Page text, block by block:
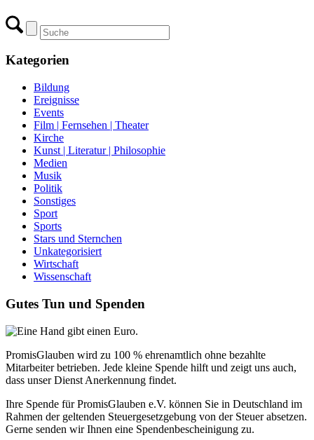
Kategorien
Bildung
Ereignisse
Events
Film | Fernsehen | Theater
Kirche
Kunst | Literatur | Philosophie
Medien
Musik
Politik
Sonstiges
Sport
Sports
Stars und Sternchen
Unkategorisiert
Wirtschaft
Wissenschaft
Gutes Tun und Spenden
PromisGlauben wird zu 100 % ehrenamtlich ohne bezahlte
Mitarbeiter betrieben. Jede kleine Spende hilft und zeigt uns auch,
dass unser Dienst Anerkennung findet.
Ihre Spende für PromisGlauben e.V. können Sie in Deutschland im
Rahmen der geltenden Steuergesetzgebung von der Steuer absetzen.
Gerne senden wir Ihnen eine Spendenbescheinigung zu.